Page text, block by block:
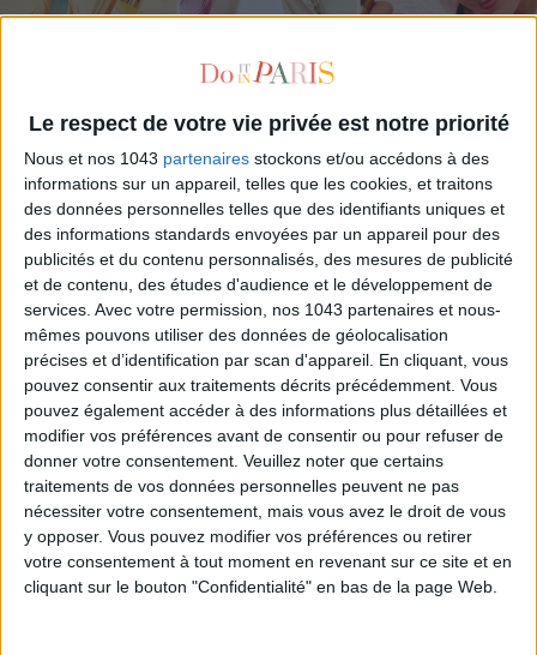
Le respect de votre vie privée est notre priorité
Nous et nos 1043 partenaires stockons et/ou accédons à des
informations sur un appareil, telles que les cookies, et traitons
des données personnelles telles que des identifiants uniques et
des informations standards envoyées par un appareil pour des
publicités et du contenu personnalisés, des mesures de publicité
et de contenu, des études d'audience et le développement de
services. Avec votre permission, nos 1043 partenaires et nous-
mêmes pouvons utiliser des données de géolocalisation
précises et d’identification par scan d'appareil. En cliquant, vous
pouvez consentir aux traitements décrits précédemment. Vous
pouvez également accéder à des informations plus détaillées et
modifier vos préférences avant de consentir ou pour refuser de
donner votre consentement. Veuillez noter que certains
traitements de vos données personnelles peuvent ne pas
nécessiter votre consentement, mais vous avez le droit de vous
y opposer. Vous pouvez modifier vos préférences ou retirer
votre consentement à tout moment en revenant sur ce site et en
cliquant sur le bouton "Confidentialité" en bas de la page Web.
TOUT CE QUE VOUS DEVEZ FAIRE À PARIS EN AOÛT